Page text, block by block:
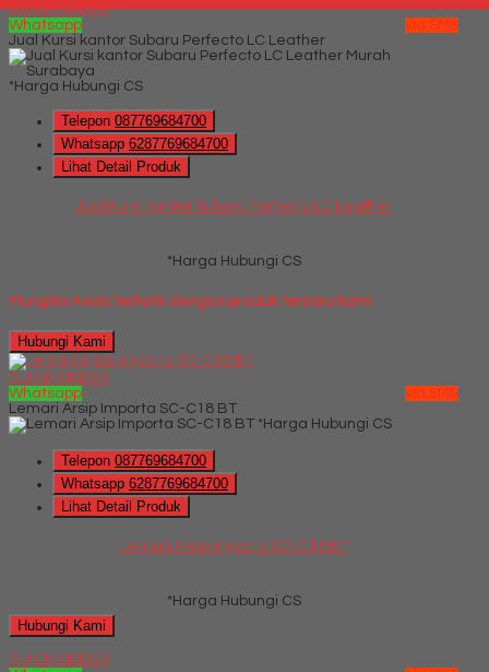
QUICK ORDER
Whatsapp
via SMS
Jual Kursi kantor Subaru Perfecto LC Leather
*Harga Hubungi CS
Telepon 087769684700
Whatsapp 6287769684700
Lihat Detail Produk
Jual Kursi kantor Subaru Perfecto LC Leather
*Harga Hubungi CS
Mungkin Anda tertarik dengan produk terbaru kami
Hubungi Kami
QUICK ORDER
Whatsapp
via SMS
Lemari Arsip Importa SC-C18 BT
*Harga Hubungi CS
Telepon 087769684700
Whatsapp 6287769684700
Lihat Detail Produk
Lemari Arsip Importa SC-C18 BT
*Harga Hubungi CS
Hubungi Kami
QUICK ORDER